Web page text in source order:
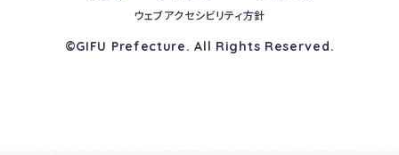
©GIFU Prefecture. All Rights Reserved.
ウェブアクセシビリティ方針